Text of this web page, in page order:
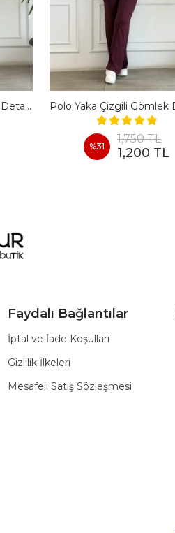
Polo Yaka Çizgili Gömlek Detaylı Kısa Kollu Takım - SIYAH
%31
1,750 TL
1,200 TL
Faydalı Bağlantılar
İptal ve İade Koşulları
Gizlilik İlkeleri
Mesafeli Satış Sözleşmesi